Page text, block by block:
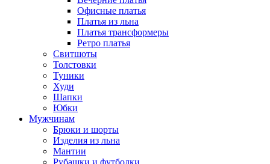
Офисные платья
Платья из льна
Платья трансформеры
Ретро платья
Свитшоты
Толстовки
Туники
Худи
Шапки
Юбки
Мужчинам
Брюки и шорты
Изделия из льна
Мантии
Рубашки и футболки